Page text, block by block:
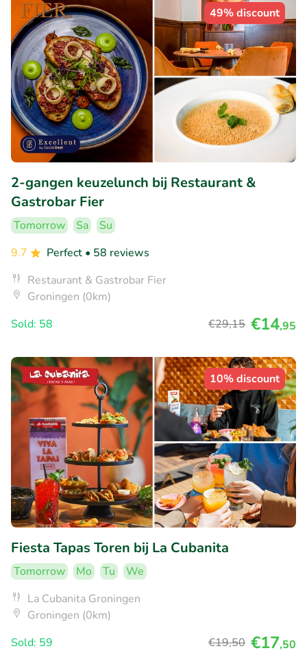
49% discount
2-gangen keuzelunch bij Restaurant &
Gastrobar Fier
Tomorrow Sa
Su
9.7
Perfect • 58 reviews
Restaurant & Gastrobar Fier
Groningen (0km)
Sold: 58
€29,15 €14,95
10% discount
Fiesta Tapas Toren bij La Cubanita
Tomorrow Mo Tu
We
La Cubanita Groningen
Groningen (0km)
Sold: 59
€19,50 €17,50